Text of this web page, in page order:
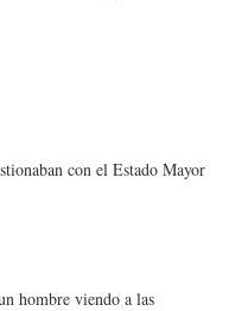
con el Estado Mayor
hombre viendo a las